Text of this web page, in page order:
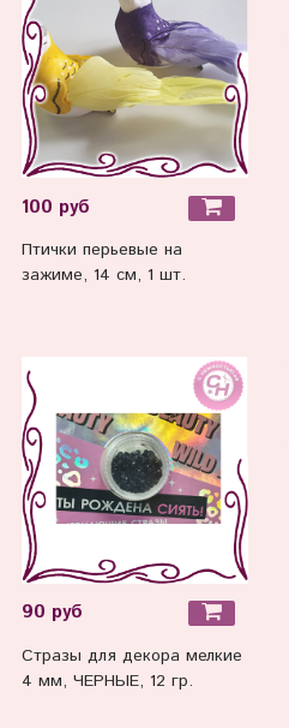
100 руб
Птички перьевые на
зажиме, 14 см, 1 шт.
90 руб
Стразы для декора мелкие
4 мм, ЧЕРНЫЕ, 12 гр.